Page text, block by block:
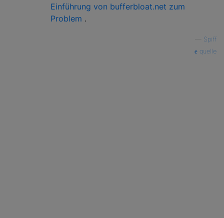
Einführung von bufferbloat.net zum
Problem .
Spiff
quelle